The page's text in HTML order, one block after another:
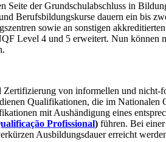
der Grundschulabschluss in
Berufsbildungskurse dauern ein bis
sowie an sonstigen
Level 4 und 5 erweitert. Nun
von informellen und
Qualifikationen, die im
mit Aushändigung eines
Profissional) führen. Bei
Ausbildungsdauer erreicht